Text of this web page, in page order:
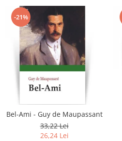
-21%
Bel-Ami - Guy de Maupassant
33,22 Lei
26,24 Lei